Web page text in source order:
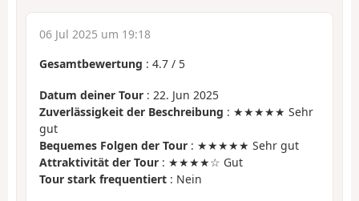
06 Jul 2025 um 19:18
Gesamtbewertung : 4.7 / 5
Datum deiner Tour : 22. Jun 2025
Zuverlässigkeit der Beschreibung : ★★★★★ Sehr
gut
Bequemes Folgen der Tour : ★★★★★ Sehr gut
Attraktivität der Tour : ★★★★☆ Gut
Tour stark frequentiert : Nein